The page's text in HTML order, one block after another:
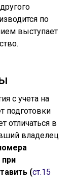
по
выступает
с учета на
подготовки
отличаться в
владелец
(ст.15